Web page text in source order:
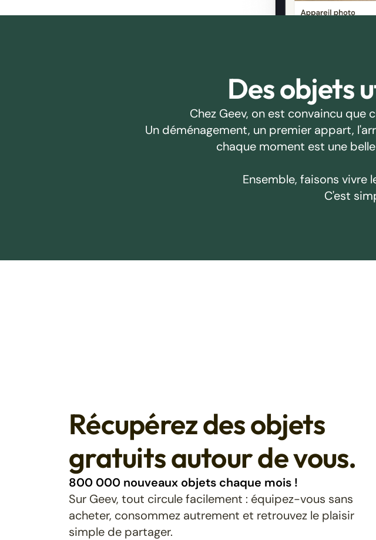
Des objets
Chez Geev, on est convaincu que
Un déménagement, un premier appart,
chaque moment est une
Ensemble, faisons vivre
C'est
Récupérez des objets
gratuits autour de vous.
800 000 nouveaux objets chaque mois !
Sur Geev, tout circule facilement : équipez-vous sans
acheter, consommez autrement et retrouvez le plaisir
simple de partager.